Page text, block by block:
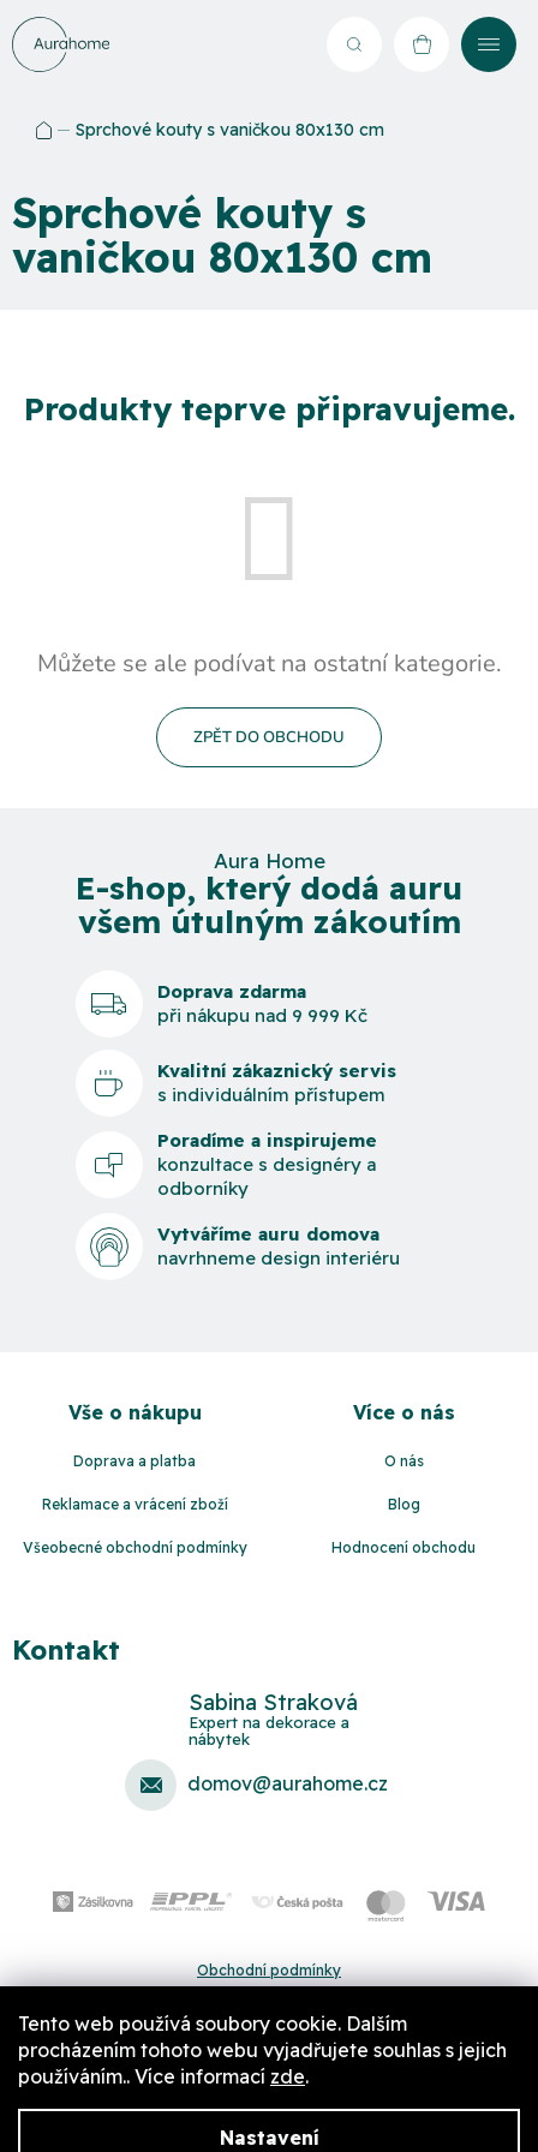
Tento web používá soubory cookie. Dalším
procházením tohoto webu vyjadřujete souhlas s jejich
používáním.. Více informací zde.
Nastavení
Přejít
na
obsah
Hledat NÁKUPNÍ
Sprchové kouty s vaničkou 80x130 cm
Sprchové kouty s
vaničkou 80x130 cm
Produkty teprve připravujeme.
Můžete se ale podívat na ostatní kategorie.
ZPĚT DO OBCHODU
Aura Home
E-shop, který dodá auru
všem útulným zákoutím
Doprava zdarma
při nákupu nad 9 999 Kč
Kvalitní zákaznický servis
s individuálním přístupem
Poradíme a inspirujeme
konzultace s designéry a
odborníky
Vytváříme auru domova
navrhneme design interiéru
Vše o nákupu
Doprava a platba
Reklamace a vrácení zboží
Všeobecné obchodní podmínky
Více o nás
O nás
Blog
Hodnocení obchodu
Kontakt
Sabina Straková
domov@aurahome.cz
Obchodní podmínky
Pravidla a nastavení cookies